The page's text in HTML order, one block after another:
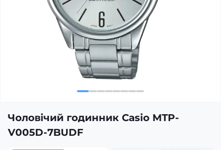
Чоловічий годинник Casio MTP-
V005D-7BUDF